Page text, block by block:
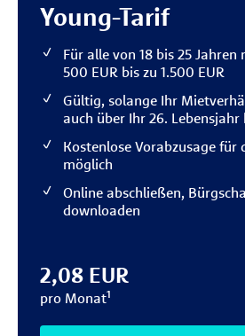
Young-Tarif
Für alle von 18 bis 25
500 EUR bis zu 1.500 EUR
Gültig, solange Ihr
auch über Ihr 26. Lebensjahr
Kostenlose Vorabzusage für
möglich
Online abschließen,
downloaden
2,08 EUR
pro Monat¹